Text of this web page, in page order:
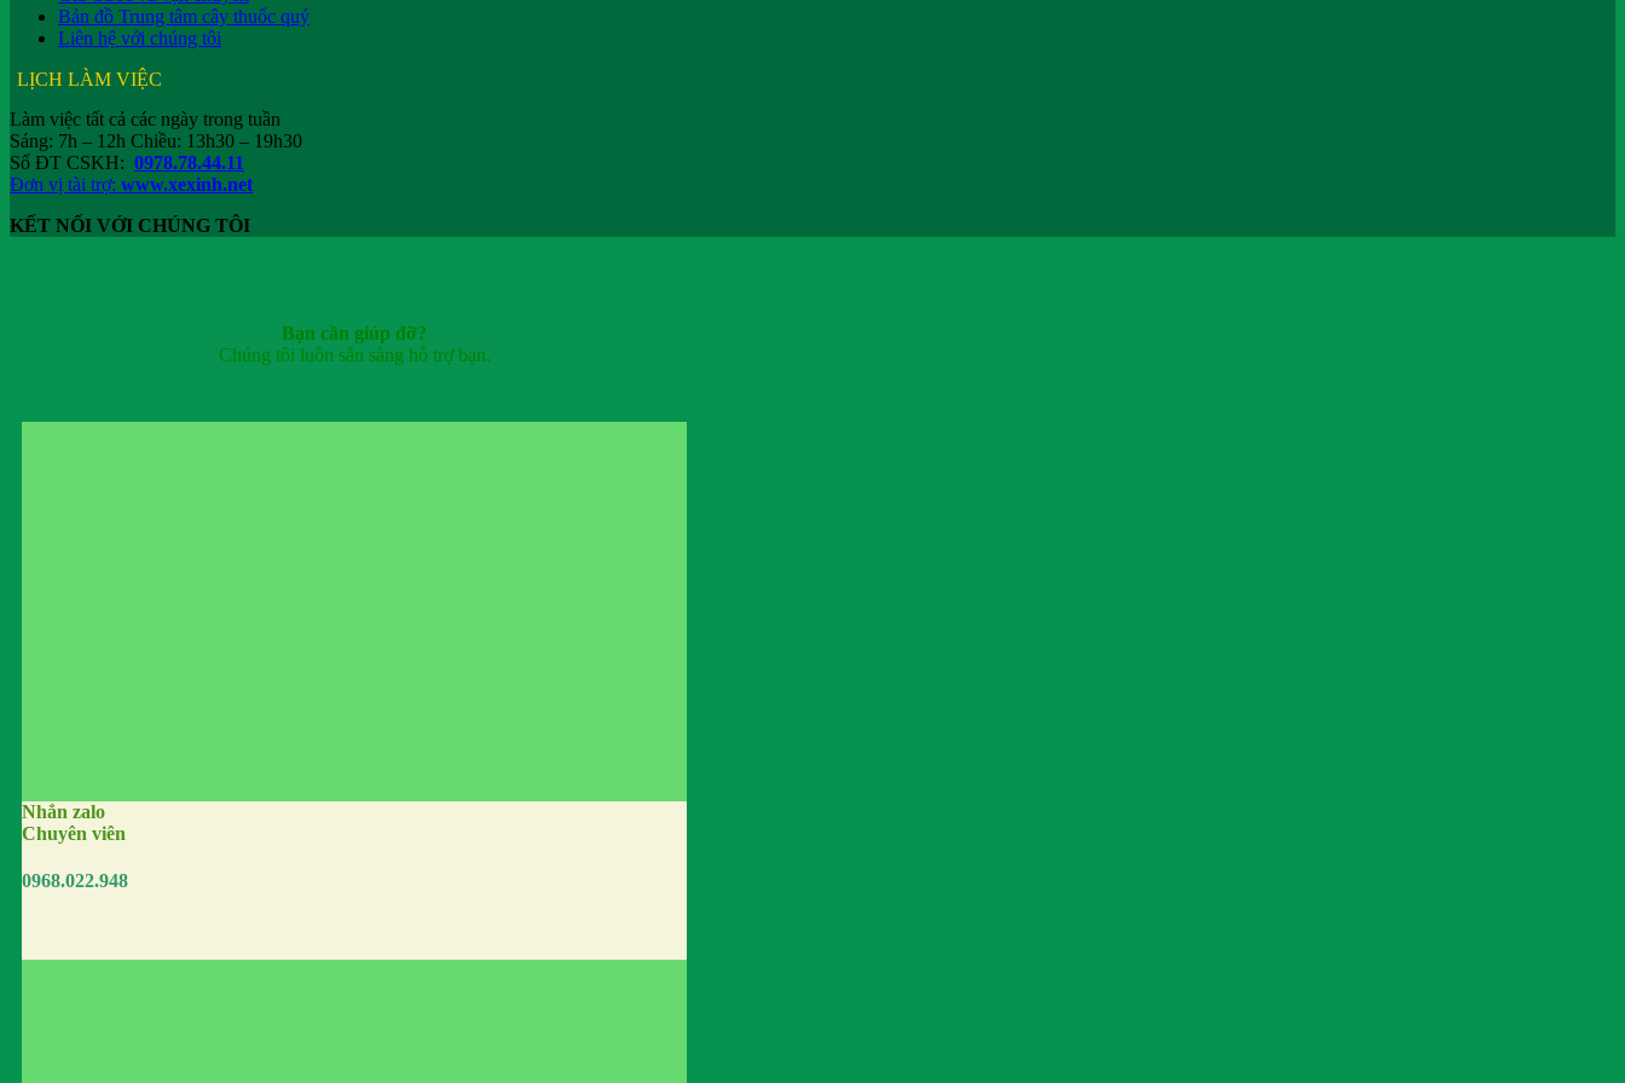
Bản đồ Trung tâm cây thuốc quý
Liên hệ với chúng tôi
LỊCH LÀM VIỆC
Làm việc tất cả các ngày trong tuần
Sáng: 7h – 12h Chiều: 13h30 – 19h30
Số ĐT CSKH: 0978.78.44.11
Đơn vị tài trợ: www.xexinh.net
KẾT NỐI VỚI CHÚNG TÔI
Bạn cần giúp đỡ?
Chúng tôi luôn sẵn sàng hỗ trợ bạn.
Nhắn zalo
Chuyên viên
0968.022.948